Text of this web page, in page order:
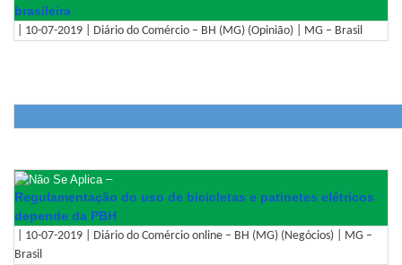
brasileira
| 10-07-2019 | Diário do Comércio – BH (MG) (Opinião) | MG – Brasil
–
Regulamentação do uso de bicicletas e patinetes elétricos
depende da PBH
| 10-07-2019 | Diário do Comércio online – BH (MG) (Negócios) | MG –
Brasil